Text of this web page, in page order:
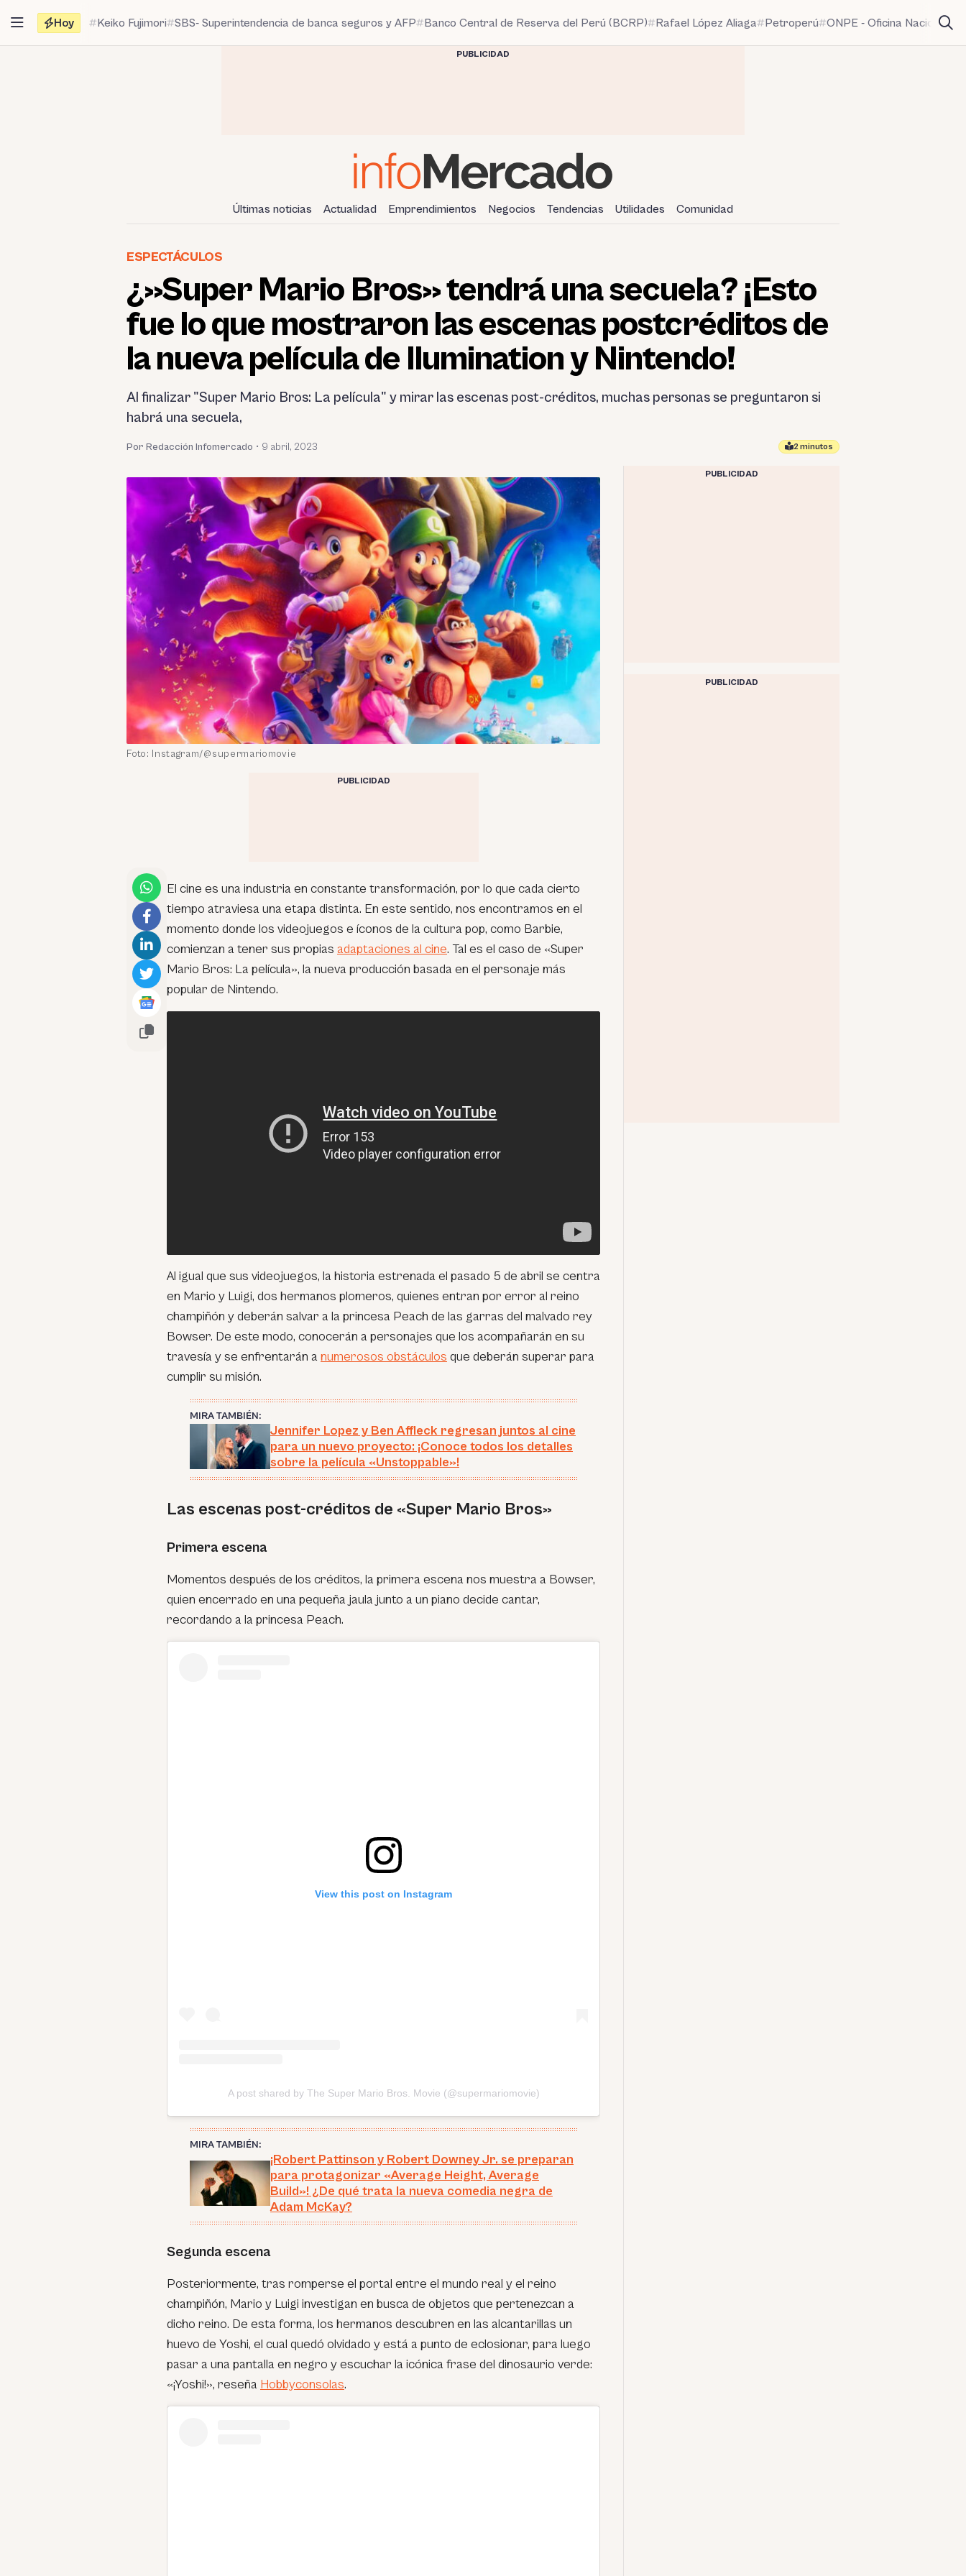
contenido
Hoy Keiko Fujimori SBS- Superintendencia de banca seguros y AFP Banco Central de Reserva del Perú (BCRP) Rafael López Aliaga Petroperú ONPE - Oficina Nacional
PUBLICIDAD
Últimas noticias Actualidad Emprendimientos Negocios Tendencias Utilidades Comunidad
ESPECTÁCULOS
¿»Super Mario Bros» tendrá una secuela? ¡Esto
fue lo que mostraron las escenas postcréditos de
la nueva película de Ilumination y Nintendo!
Al finalizar "Super Mario Bros: La película" y mirar las escenas post-créditos, muchas personas se preguntaron si
habrá una secuela,
Por Redacción Infomercado • 9 abril, 2023 2 minutos
Foto: Instagram/@supermariomovie
PUBLICIDAD
El cine es una industria en constante transformación, por lo que cada cierto
tiempo atraviesa una etapa distinta. En este sentido, nos encontramos en el
momento donde los videojuegos e íconos de la cultura pop, como Barbie,
comienzan a tener sus propias adaptaciones al cine. Tal es el caso de «Super
Mario Bros: La película», la nueva producción basada en el personaje más
popular de Nintendo.
Al igual que sus videojuegos, la historia estrenada el pasado 5 de abril se centra
en Mario y Luigi, dos hermanos plomeros, quienes entran por error al reino
champiñón y deberán salvar a la princesa Peach de las garras del malvado rey
Bowser. De este modo, conocerán a personajes que los acompañarán en su
travesía y se enfrentarán a numerosos obstáculos que deberán superar para
cumplir su misión.
MIRA TAMBIÉN:
Jennifer Lopez y Ben Affleck regresan juntos al cine
para un nuevo proyecto: ¡Conoce todos los detalles
sobre la película «Unstoppable»!
Las escenas post-créditos de «Super Mario Bros»
Primera escena
Momentos después de los créditos, la primera escena nos muestra a Bowser,
quien encerrado en una pequeña jaula junto a un piano decide cantar,
recordando a la princesa Peach.
View this post on Instagram
A post shared by The Super Mario Bros. Movie (@supermariomovie)
MIRA TAMBIÉN:
¡Robert Pattinson y Robert Downey Jr. se preparan
para protagonizar «Average Height, Average
Build»! ¿De qué trata la nueva comedia negra de
Adam McKay?
Segunda escena
Posteriormente, tras romperse el portal entre el mundo real y el reino
champiñón, Mario y Luigi investigan en busca de objetos que pertenezcan a
dicho reino. De esta forma, los hermanos descubren en las alcantarillas un
huevo de Yoshi, el cual quedó olvidado y está a punto de eclosionar, para luego
pasar a una pantalla en negro y escuchar la icónica frase del dinosaurio verde:
«¡Yoshi!», reseña Hobbyconsolas.
PUBLICIDAD
PUBLICIDAD